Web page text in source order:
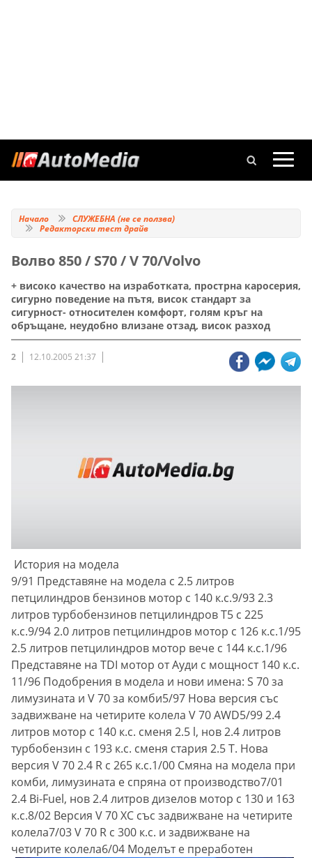
Начало
СЛУЖЕБНА (не се ползва)
Редакторски тест драйв
Волво 850 / S70 / V 70/Volvo
+ високо качество на изработката, прострна каросерия,
сигурно поведение на пътя, висок стандарт за
сигурност- относителен комфорт, голям кръг на
обръщане, неудобно влизане отзад, висок разход
2 12.10.2005 21:37
История на модела
9/91 Представяне на модела с 2.5 литров
петцилиндров бензинов мотор с 140 к.с.9/93 2.3
литров турбобензинов петцилиндров T5 с 225
к.с.9/94 2.0 литров петцилиндров мотор с 126 к.с.1/95
2.5 литров петцилиндров мотор вече с 144 к.с.1/96
Представяне на TDI мотор от Ауди с мощност 140 к.с.
11/96 Подобрения в модела и нови имена: S 70 за
лимузината и V 70 за комби5/97 Нова версия със
задвижване на четирите колела V 70 AWD5/99 2.4
литров мотор с 140 к.с. сменя 2.5 l, нов 2.4 литров
турбобензин с 193 к.с. сменя стария 2.5 T. Нова
версия V 70 2.4 R с 265 к.с.1/00 Смяна на модела при
комби, лимузината е спряна от производство7/01
2.4 Bi-Fuel, нов 2.4 литров дизелов мотор с 130 и 163
к.с.8/02 Версия V 70 XC със задвижване на четирите
колела7/03 V 70 R с 300 к.с. и задвижване на
четирите колела6/04 Моделът е преработен